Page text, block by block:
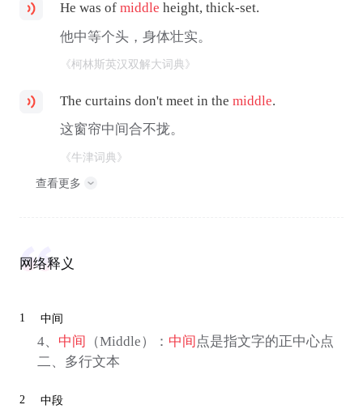
He was ofmiddle height, thick-set.
他中等个头，身体壮实。
《柯林斯英汉双解大词典》
The curtains don't meet in themiddle.
这窗帘中间合不拢。
《牛津词典》
查看更多
网络释义
1 中间
4、 中间 （Middle）： 中间点是指文字的正中心点
二、多行文本
2 中段